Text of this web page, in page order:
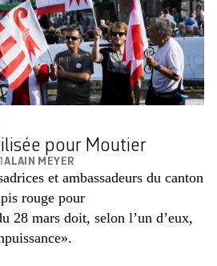
pour Moutier
ALAIN MEYER
et ambassadeurs du canton
rouge pour
28 mars doit, selon l’un d’eux,